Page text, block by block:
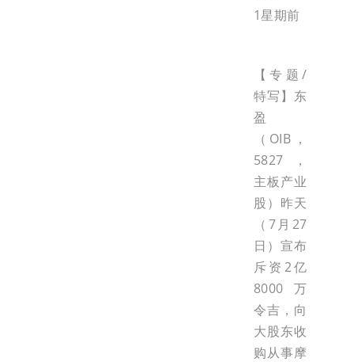
1星期前
【专题/
特写】东
盈
（OIB，
5827，
主板产业
股）昨天
（7月27
日）宣布
斥资2亿
8000万
令吉，向
大股东收
购从事摩